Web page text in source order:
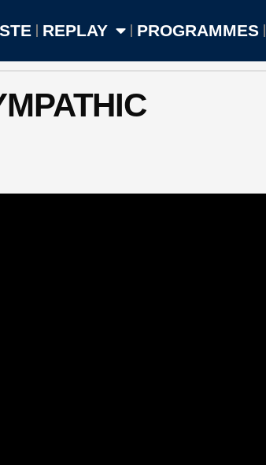
REPLAY PROGRAMMES